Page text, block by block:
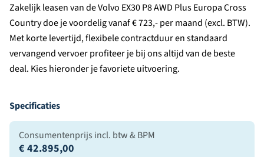
Zakelijk leasen van de Volvo EX30 P8 AWD Plus Europa Cross
Country doe je voordelig vanaf € 723,- per maand (excl. BTW).
Met korte levertijd, flexibele contractduur en standaard
vervangend vervoer profiteer je bij ons altijd van de beste
deal. Kies hieronder je favoriete uitvoering.
Specificaties
Consumentenprijs incl. btw & BPM
€ 42.895,00